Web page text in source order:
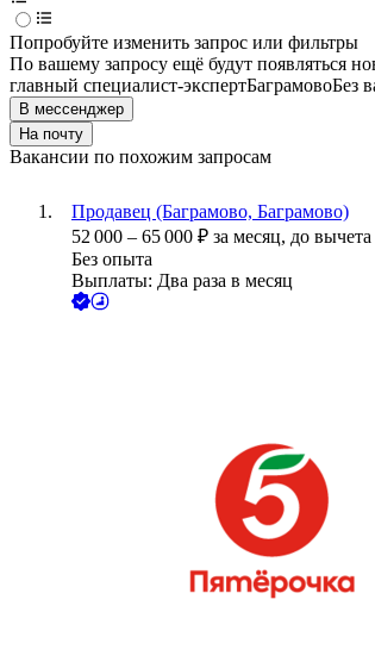
Попробуйте изменить запрос или фильтры
По вашему запросу ещё будут появляться
главный специалист-экспертБаграмовоБез
В мессенджер
На почту
Вакансии по похожим запросам
Продавец (Баграмово, Баграмово)
52 000 – 65 000 ₽ за месяц, до вычета
Без опыта
Выплаты: Два раза в месяц